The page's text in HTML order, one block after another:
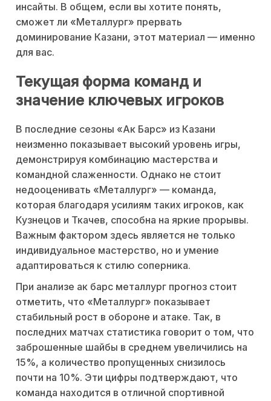
инсайты. В общем, если вы хотите понять,
сможет ли «Металлург» прервать
доминирование Казани, этот материал — именно
для вас.
Текущая форма команд и
значение ключевых игроков
В последние сезоны «Ак Барс» из Казани
неизменно показывает высокий уровень игры,
демонстрируя комбинацию мастерства и
командной слаженности. Однако не стоит
недооценивать «Металлург» — команда,
которая благодаря усилиям таких игроков, как
Кузнецов и Ткачев, способна на яркие прорывы.
Важным фактором здесь является не только
индивидуальное мастерство, но и умение
адаптироваться к стилю соперника.
При анализе ак барс металлург прогноз стоит
отметить, что «Металлург» показывает
стабильный рост в обороне и атаке. Так, в
последних матчах статистика говорит о том, что
заброшенные шайбы в среднем увеличились на
15%, а количество пропущенных снизилось
почти на 10%. Эти цифры подтверждают, что
команда находится в отличной спортивной